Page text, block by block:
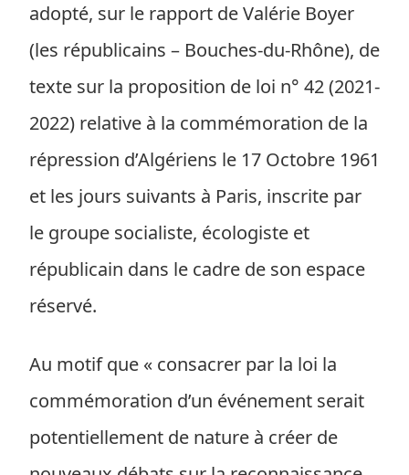
adopté, sur le rapport de Valérie Boyer
(les républicains – Bouches-du-Rhône), de
texte sur la proposition de loi n° 42 (2021-
2022) relative à la commémoration de la
répression d’Algériens le 17 Octobre 1961
et les jours suivants à Paris, inscrite par
le groupe socialiste, écologiste et
républicain dans le cadre de son espace
réservé.
Au motif que « consacrer par la loi la
commémoration d’un événement serait
potentiellement de nature à créer de